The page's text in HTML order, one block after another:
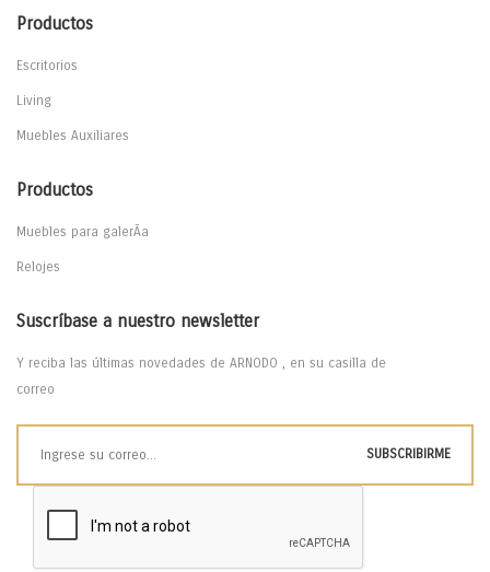
Productos
Escritorios
Living
Muebles Auxiliares
Productos
Muebles para galerÃ­a
Relojes
Suscríbase a nuestro newsletter
Y reciba las últimas novedades de ARNODO , en su casilla de
correo